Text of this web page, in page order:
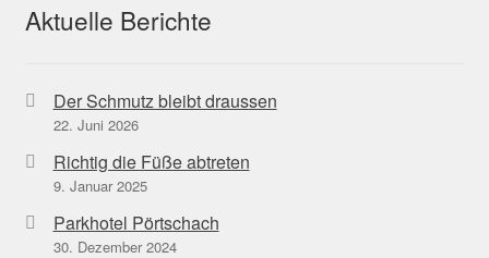
Aktuelle Berichte
Der Schmutz bleibt draussen
22. Juni 2026
Richtig die Füße abtreten
9. Januar 2025
Parkhotel Pörtschach
30. Dezember 2024